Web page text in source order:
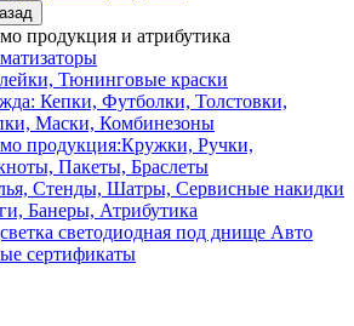
продукция и атрибутика
Тюнинговые краски
Кепки, Футболки, Толстовки,
Маски, Комбинезоны
продукция:Кружки, Ручки,
Пакеты, Браслеты
Стенды, Шатры, Сервисные накидки
Банеры, Атрибутика
светодиодная под днище Авто
сертификаты